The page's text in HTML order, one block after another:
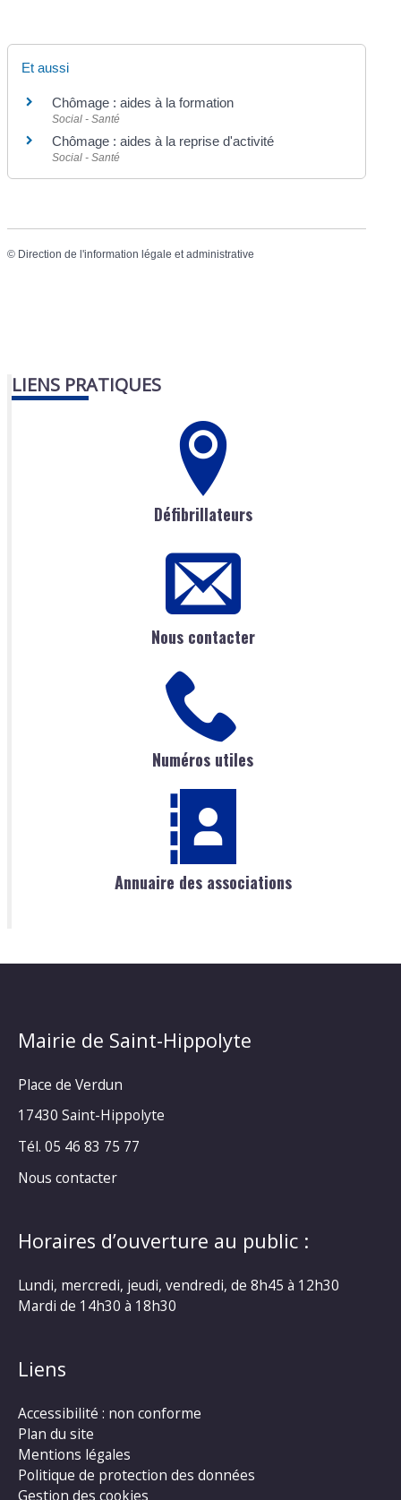
Et aussi
Chômage : aides à la formation
Social - Santé
Chômage : aides à la reprise d'activité
Social - Santé
© Direction de l'information légale et administrative
LIENS PRATIQUES
Défibrillateurs
Nous contacter
Numéros utiles
Annuaire des associations
Mairie de Saint-Hippolyte
Place de Verdun
17430 Saint-Hippolyte
Tél. 05 46 83 75 77
Nous contacter
Horaires d’ouverture au public :
Lundi, mercredi, jeudi, vendredi, de 8h45 à 12h30
Mardi de 14h30 à 18h30
Liens
Accessibilité : non conforme
Plan du site
Mentions légales
Politique de protection des données
Gestion des cookies